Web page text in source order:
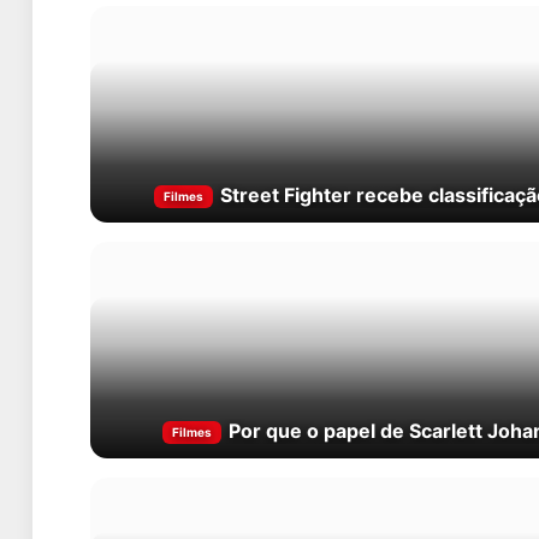
Filmes Street Fighter recebe
Filmes Por que o papel de Scarlett